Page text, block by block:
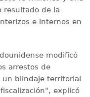
resultado de la
e internos en
modificó
arrestos de
blindaje territorial
explicó